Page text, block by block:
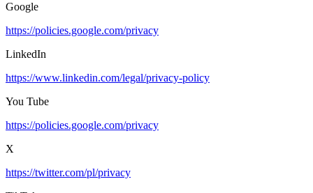
Google
https://policies.google.com/privacy
LinkedIn
https://www.linkedin.com/legal/privacy-policy
You Tube
https://policies.google.com/privacy
X
https://twitter.com/pl/privacy